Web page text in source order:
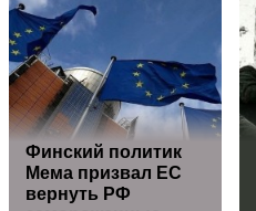
Финский политик
Мема призвал ЕС
вернуть РФ